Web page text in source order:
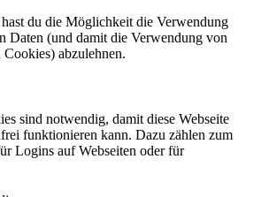
du die Möglichkeit die Verwendung
Daten (und damit die Verwendung von
abzulehnen.
sind notwendig, damit diese Webseite
funktionieren kann. Dazu zählen zum
Logins auf Webseiten oder für